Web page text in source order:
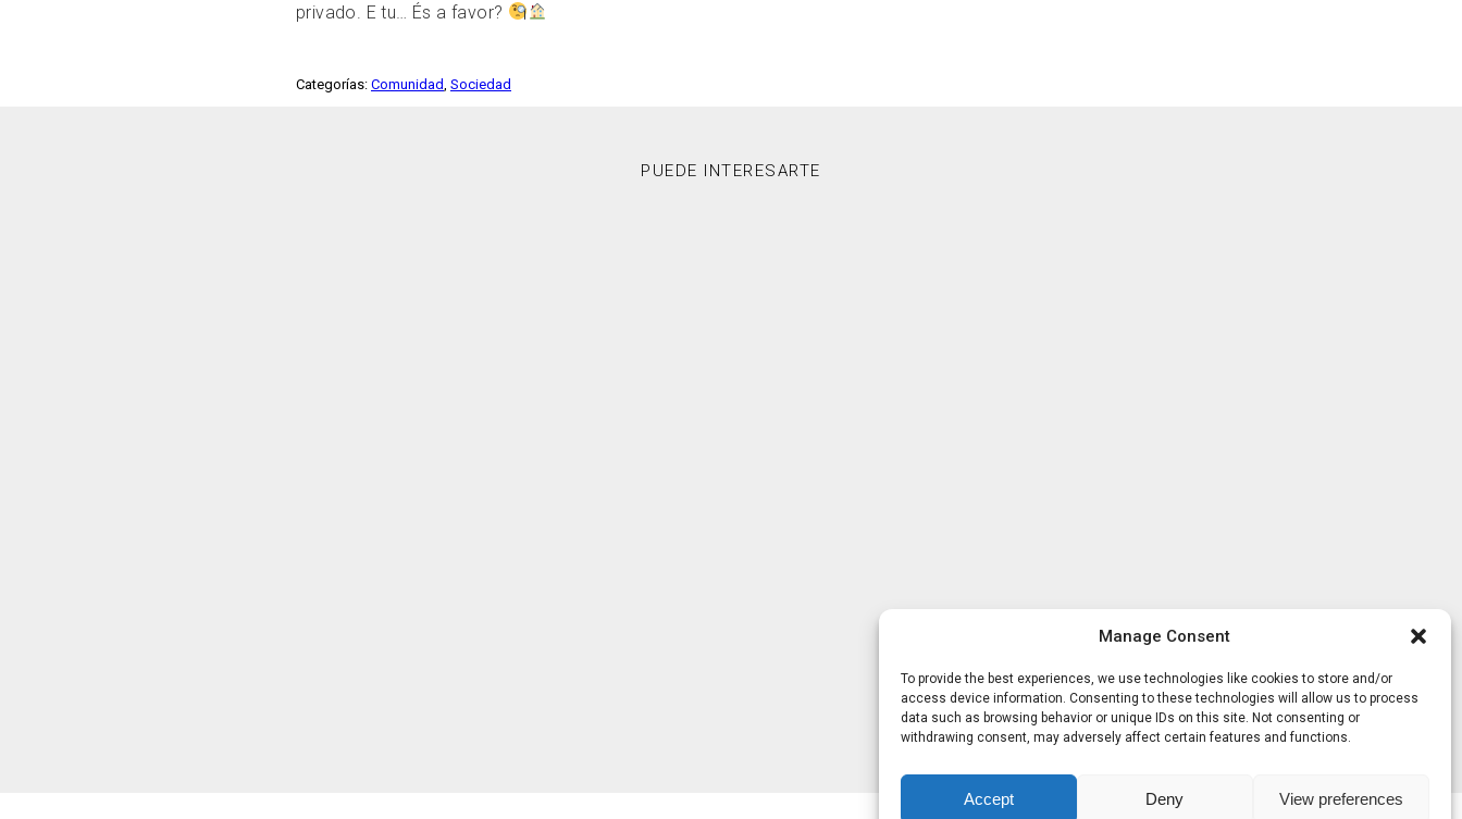
Manage Consent
To provide the best experiences, we use technologies like cookies to store and/or
access device information. Consenting to these technologies will allow us to process
data such as browsing behavior or unique IDs on this site. Not consenting or
withdrawing consent, may adversely affect certain features and functions.
Accept Deny View preferences
privado. E tu… És a favor?
Categorías: Comunidad Sociedad
PUEDE INTERESARTE